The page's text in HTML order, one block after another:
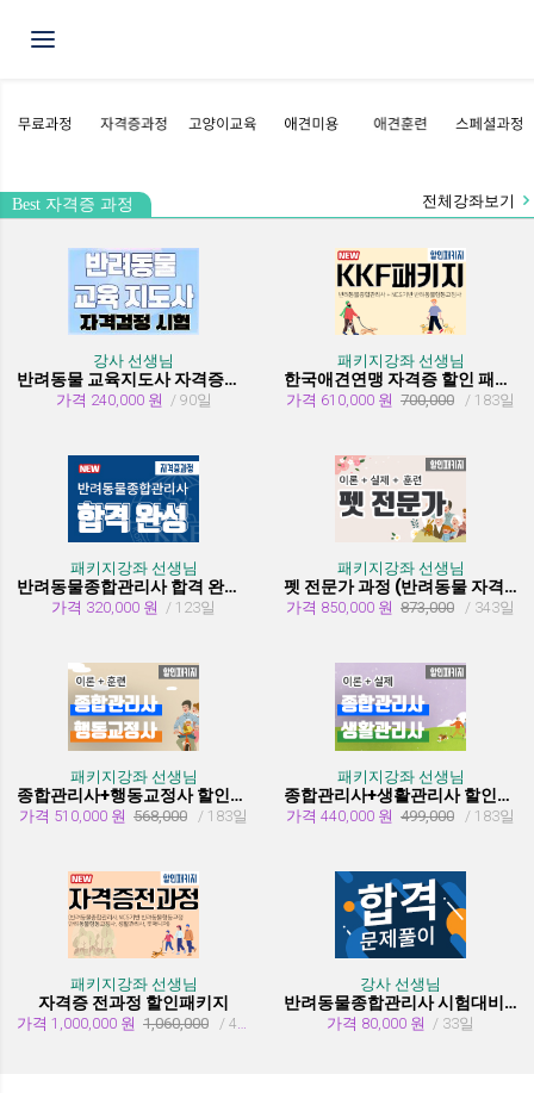
Toggle navigation
Best 자격증 과정 전체강좌보기
강사 선생님
반려동물 교육지도사 자격증과정
가격 240,000 원 / 90일
패키지강좌 선생님
한국애견연맹 자격증 할인 패키지 과정 (종합관리사 + 행동교정사)
가격 610,000 원 700,000 / 183일
패키지강좌 선생님
반려동물종합관리사 합격 완성 패키지
가격 320,000 원 / 123일
패키지강좌 선생님
펫 전문가 과정 (반려동물 자격증 취득과정)
가격 850,000 원 873,000 / 343일
패키지강좌 선생님
종합관리사+행동교정사 할인패키지과정
가격 510,000 원 568,000 / 183일
패키지강좌 선생님
종합관리사+생활관리사 할인패키지과정
가격 440,000 원 499,000 / 183일
패키지강좌 선생님
자격증 전과정 할인패키지
가격 1,000,000 원 1,060,000 / 455일
강사 선생님
반려동물종합관리사 시험대비 유형문제 풀이
가격 80,000 원 / 33일